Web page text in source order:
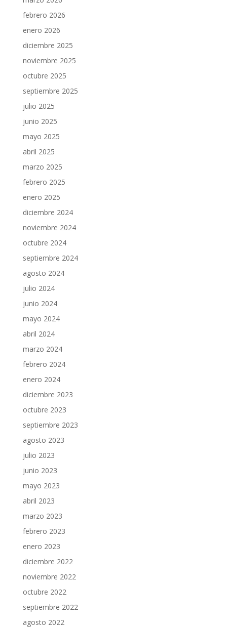
febrero 2026
enero 2026
diciembre 2025
noviembre 2025
octubre 2025
septiembre 2025
julio 2025
junio 2025
mayo 2025
abril 2025
marzo 2025
febrero 2025
enero 2025
diciembre 2024
noviembre 2024
octubre 2024
septiembre 2024
agosto 2024
julio 2024
junio 2024
mayo 2024
abril 2024
marzo 2024
febrero 2024
enero 2024
diciembre 2023
octubre 2023
septiembre 2023
agosto 2023
julio 2023
junio 2023
mayo 2023
abril 2023
marzo 2023
febrero 2023
enero 2023
diciembre 2022
noviembre 2022
octubre 2022
septiembre 2022
agosto 2022